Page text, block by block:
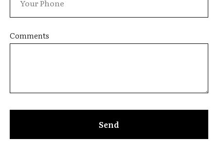
Comments
Send